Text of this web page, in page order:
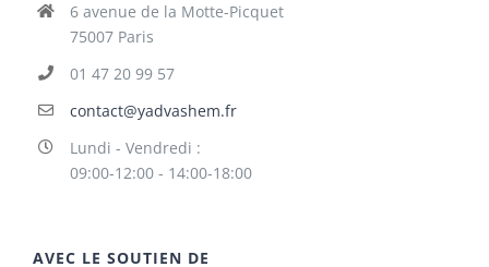
6 avenue de la Motte-Picquet
75007 Paris
01 47 20 99 57
contact@yadvashem.fr
Lundi - Vendredi :
09:00-12:00 - 14:00-18:00
AVEC LE SOUTIEN DE